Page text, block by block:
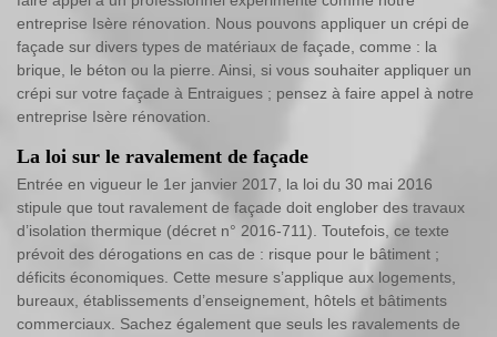
entreprise Isère rénovation. Nous pouvons appliquer un crépi de
façade sur divers types de matériaux de façade, comme : la
brique, le béton ou la pierre. Ainsi, si vous souhaiter appliquer un
crépi sur votre façade à Entraigues ; pensez à faire appel à notre
entreprise Isère rénovation.
La loi sur le ravalement de façade
Entrée en vigueur le 1er janvier 2017, la loi du 30 mai 2016
stipule que tout ravalement de façade doit englober des travaux
d’isolation thermique (décret n° 2016-711). Toutefois, ce texte
prévoit des dérogations en cas de : risque pour le bâtiment ;
déficits économiques. Cette mesure s’applique aux logements,
bureaux, établissements d’enseignement, hôtels et bâtiments
commerciaux. Sachez également que seuls les ravalements de